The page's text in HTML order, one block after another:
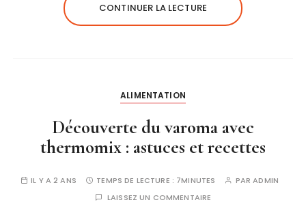
CONTINUER LA LECTURE
ALIMENTATION
Découverte du varoma avec
thermomix : astuces et recettes
IL Y A 2 ANS TEMPS DE LECTURE : 7MINUTES PARADMIN
LAISSEZ UN COMMENTAIRE